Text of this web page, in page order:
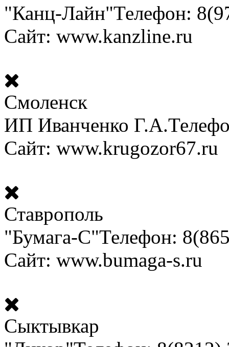
"Канц-Лайн"Телефон:
Сайт: www.kanzline.ru
Смоленск
ИП Иванченко Г.А.
Сайт: www.krugozor67.ru
Ставрополь
"Бумага-С"Телефон:
Сайт: www.bumaga-s.ru
Сыктывкар